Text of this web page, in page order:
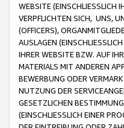
WEBSITE (EINSCHLIESSLICH
VERPFLICHTEN SICH, UNS,
(OFFICERS),
AUSLAGEN
IHRER WEBSITE BZW. AUF
MATERIALS MIT ANDEREN
BEWERBUNG ODER
NUTZUNG DER
GESETZLICHEN
(EINSCHLIESSLICH EINER